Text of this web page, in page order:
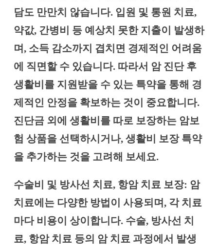
담도 만만치 않습니다. 입원 및 통원 치료,
약값, 간병비 등 예상치 못한 지출이 발생하
며, 소득 감소까지 겹치면 경제적인 어려움
에 직면할 수 있습니다. 따라서 암 진단 후
생활비를 지원받을 수 있는 특약을 통해 경
제적인 안정을 확보하는 것이 중요합니다.
진단금 외에 생활비를 따로 보장하는 암보
험 상품을 선택하시거나, 생활비 보장 특약
을 추가하는 것을 고려해 보세요.
수술비 및 방사선 치료, 항암 치료 보장: 암
치료에는 다양한 방법이 사용되며, 각 치료
마다 비용이 상이합니다. 수술, 방사선 치
료, 항암 치료 등의 암 치료 과정에서 발생